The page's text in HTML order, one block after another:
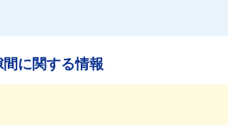
に関する情報